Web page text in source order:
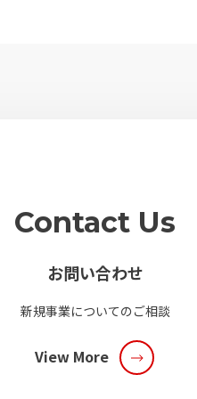
Contact Us
お問い合わせ
新規事業についてのご相談
View More